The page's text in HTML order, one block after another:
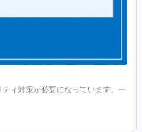
ィ対策が必要になっています。一